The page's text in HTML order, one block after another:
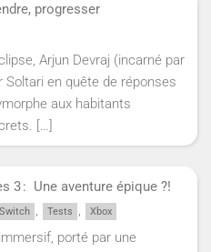
progresser
Arjun Devraj (incarné par
en quête de réponses
aux habitants
[…]
3 : Une aventure épique ?!
Switch , Tests , Xbox
porté par une